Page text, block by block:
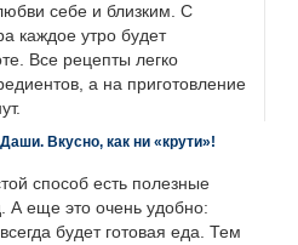
себе и близким. С
каждое утро будет
Все рецепты легко
а на приготовление
Вкусно, как ни «крути»!
способ есть полезные
А еще это очень удобно:
будет готовая еда. Тем